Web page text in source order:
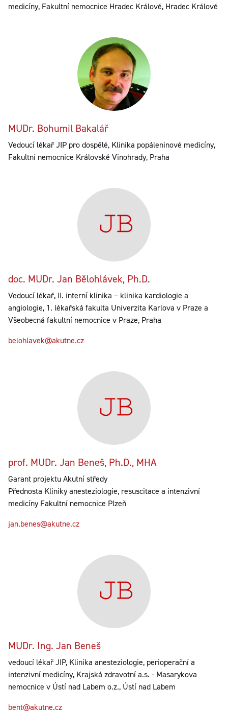
medicíny, Fakultní nemocnice Hradec Králové, Hradec Králové
MUDr. Bohumil Bakalář
Vedoucí lékař JIP pro dospělé, Klinika popáleninové medicíny,
Fakultní nemocnice Královské Vinohrady, Praha
doc. MUDr. Jan Bělohlávek, Ph.D.
Vedoucí lékař, II. interní klinika – klinika kardiologie a
angiologie, 1. lékařská fakulta Univerzita Karlova v Praze a
Všeobecná fakultní nemocnice v Praze, Praha
belohlavek@akutne.cz
prof. MUDr. Jan Beneš, Ph.D., MHA
Garant projektu Akutní středy
Přednosta Kliniky anesteziologie, resuscitace a intenzivní
medicíny Fakultní nemocnice Plzeň
jan.benes@akutne.cz
MUDr. Ing. Jan Beneš
vedoucí lékař JIP, Klinika anesteziologie, perioperační a
intenzivní medicíny, Krajská zdravotní a.s. - Masarykova
nemocnice v Ústí nad Labem o.z., Ústí nad Labem
bent@akutne.cz